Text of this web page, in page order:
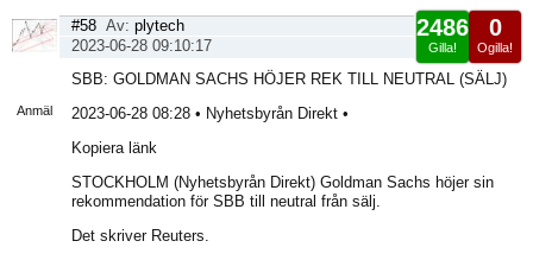
Anmäl
0
Ogilla!
2486
Gilla!
#58 Av: plytech
2023-06-28 09:10:17
SBB: GOLDMAN SACHS HÖJER REK TILL NEUTRAL (SÄLJ)
2023-06-28 08:28 • Nyhetsbyrån Direkt •
Kopiera länk
STOCKHOLM (Nyhetsbyrån Direkt) Goldman Sachs höjer sin
rekommendation för SBB till neutral från sälj.
Det skriver Reuters.